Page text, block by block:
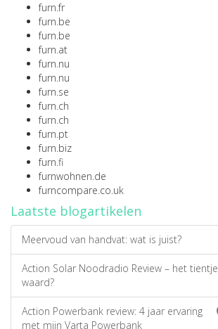
furn.fr
furn.be
furn.be
furn.at
furn.nu
furn.nu
furn.se
furn.ch
furn.ch
furn.pt
furn.biz
furn.fi
furnwohnen.de
furncompare.co.uk
Laatste blogartikelen
Meervoud van handvat: wat is juist?
Action Solar Noodradio Review – het tientje
waard?
Action Powerbank review: 4 jaar ervaring
met mijn Varta Powerbank